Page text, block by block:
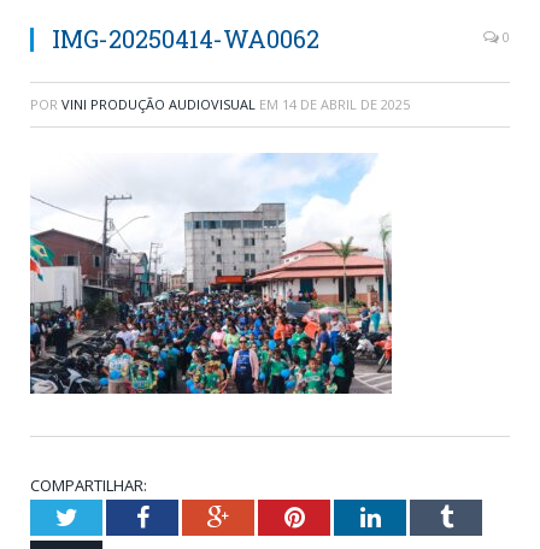
IMG-20250414-WA0062 0
POR VINI PRODUÇÃO AUDIOVISUAL EM 14 DE ABRIL DE 2025
COMPARTILHAR:
TwitterFacebookGoogle+PinterestLinkedInTumblr